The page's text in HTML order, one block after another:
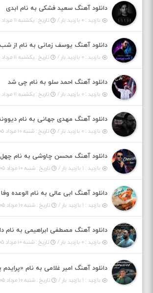
دانلود آهنگ سعید فشکی به نام ابدی
بازدید : ۰ بازدید بار / تاریخ : یکشنبه ۱۱ مرداد ۱۴۰۵
بازدید : ۰ بازدید بار / تاریخ : یکشنبه ۱۱ مرداد ۱۴۰۵
دانلود آهنگ احمد سلو به نام چی شد
بازدید : ۰ بازدید بار / تاریخ : یکشنبه ۱۱ مرداد ۱۴۰۵
دانلود آهنگ مهدی جهانی به نام
بازدید : ۰ بازدید بار / تاریخ : شنبه ۱۰ مرداد ۱۴۰۵
دانلود آهنگ محسن چاوشی به نام چهل
بازدید : ۱ بازدید بار / تاریخ : شنبه ۱۰ مرداد ۱۴۰۵
دانلود آهنگ ابی عالی به نام الوعده وفا
بازدید : ۱ بازدید بار / تاریخ : شنبه ۱۰ مرداد ۱۴۰۵
بازدید : ۰ بازدید بار / تاریخ : شنبه ۱۰ مرداد ۱۴۰۵
بازدید : ۱ بازدید بار / تاریخ : شنبه ۱۰ مرداد ۱۴۰۵